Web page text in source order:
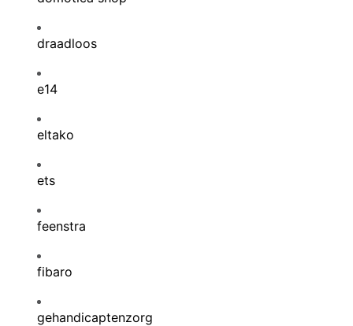
draadloos
e14
eltako
ets
feenstra
fibaro
gehandicaptenzorg